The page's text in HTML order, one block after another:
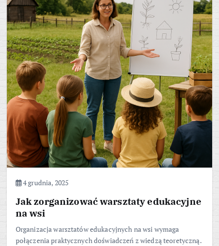
4 grudnia, 2025
Jak zorganizować warsztaty edukacyjne
na wsi
Organizacja warsztatów edukacyjnych na wsi wymaga
połączenia praktycznych doświadczeń z wiedzą teoretyczną.